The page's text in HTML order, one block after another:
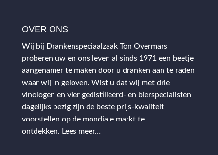
OVER ONS
Wij bij Drankenspeciaalzaak Ton Overmars
proberen uw en ons leven al sinds 1971 een beetje
aangenamer te maken door u dranken aan te raden
waar wij in geloven. Wist u dat wij met drie
vinologen en vier gedistilleerd- en bierspecialisten
dagelijks bezig zijn de beste prijs-kwaliteit
voorstellen op de mondiale markt te
ontdekken. Lees meer…